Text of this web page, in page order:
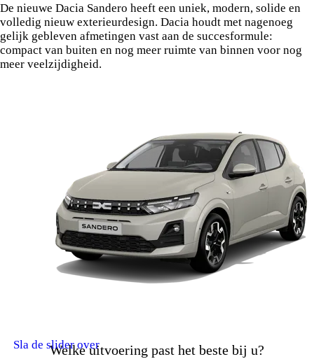
De nieuwe Dacia Sandero heeft een uniek, modern, solide en
volledig nieuw exterieurdesign. Dacia houdt met nagenoeg
gelijk gebleven afmetingen vast aan de succesformule:
compact van buiten en nog meer ruimte van binnen voor nog
meer veelzijdigheid.
Welke uitvoering past het beste bij u?
Sla de slider over